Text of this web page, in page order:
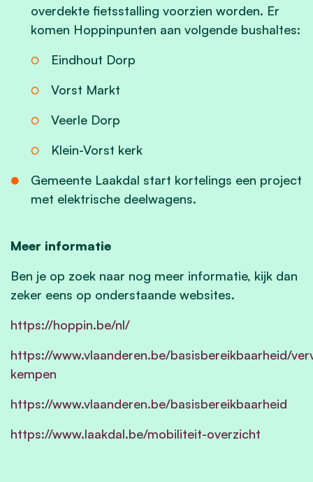
overdekte fietsstalling voorzien worden. Er
komen Hoppinpunten aan volgende bushaltes:
Eindhout Dorp
Vorst Markt
Veerle Dorp
Klein-Vorst kerk
Gemeente Laakdal start kortelings een project
met elektrische deelwagens.
Meer informatie
Ben je op zoek naar nog meer informatie, kijk dan
zeker eens op onderstaande websites.
https://hoppin.be/nl/
https://www.vlaanderen.be/basisbereikbaarheid/
kempen
https://www.vlaanderen.be/basisbereikbaarheid
https://www.laakdal.be/mobiliteit-overzicht